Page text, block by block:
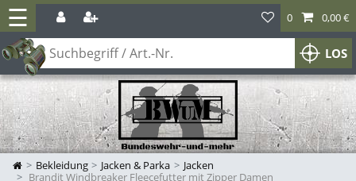
☰
LOS
0 0,00 €
Bekleidung Jacken & Parka
Jacken
Brandit Windbreaker Fleecefutter mit Zipper Damen